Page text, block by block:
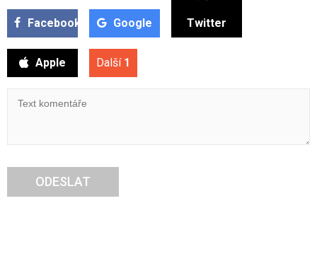
Facebook Google Twitter
Apple Další 1
ODESLAT